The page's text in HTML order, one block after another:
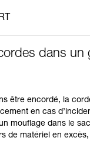
dans un
être encordé, la
en cas
mouflage dans le
de matériel en